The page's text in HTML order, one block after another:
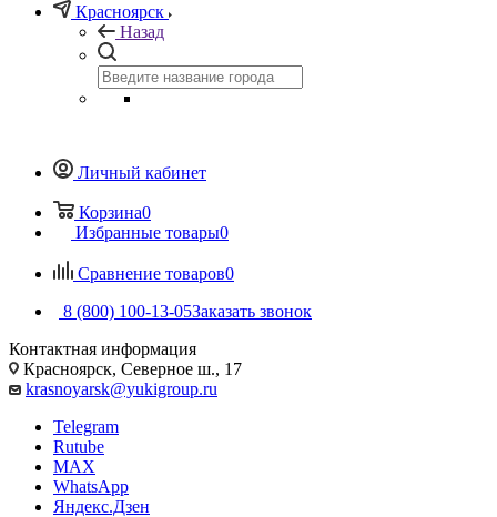
Красноярск
Назад
Личный кабинет
Корзина0
Избранные товары0
Сравнение товаров0
8 (800) 100-13-05Заказать звонок
Контактная информация
Красноярск, Северное ш., 17
krasnoyarsk@yukigroup.ru
Telegram
Rutube
MAX
WhatsApp
Яндекс.Дзен